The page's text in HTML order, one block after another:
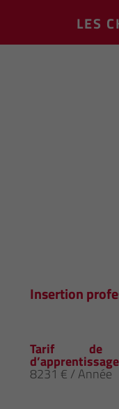
LES
Insertion
Tarif de
8231 € / Année